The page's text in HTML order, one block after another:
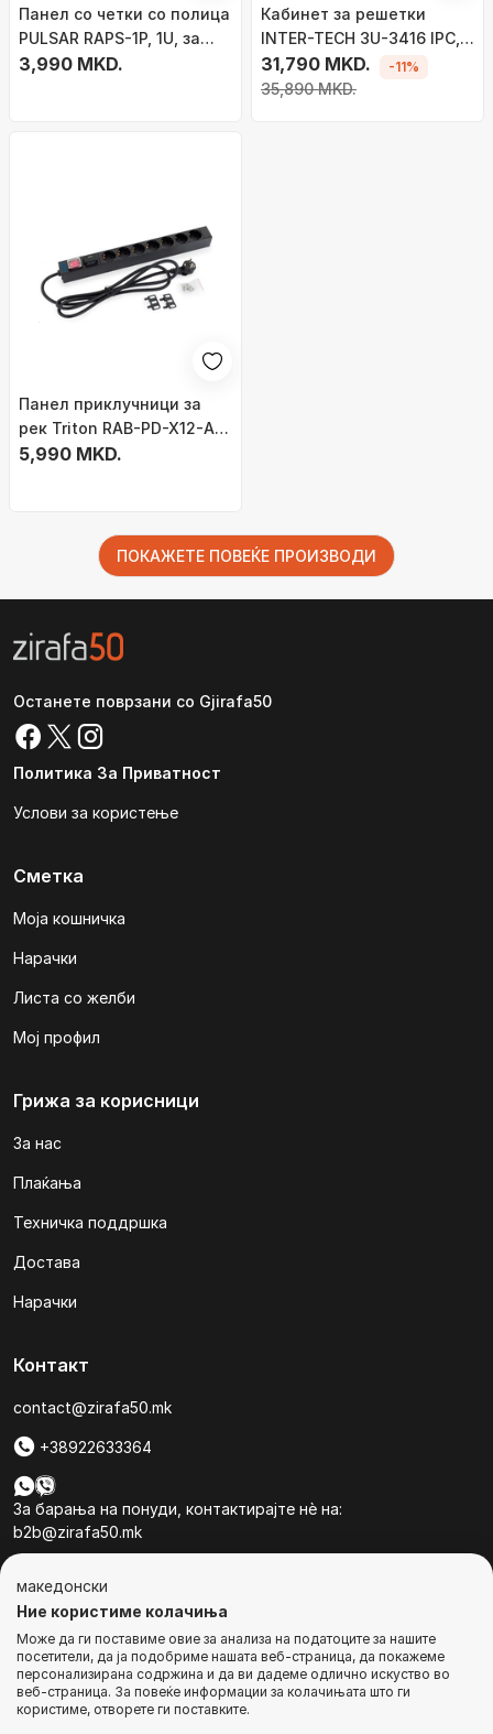
Панел со четки со полица
PULSAR RAPS-1P, 1U, за
RACK 19\" кабинет, црн
3,990 MKD.
Кабинет за решетки
INTER-TECH 3U-3416 IPC,
за rack, 3U
31,790 MKD.
35,890 MKD.
-11%
Панел приклучници за
рек Triton RAB-PD-X12-A1,
7 излези, 1U 19", црн
5,990 MKD.
ПОКАЖЕТЕ ПОВЕЌЕ ПРОИЗВОДИ
Останете поврзани со Gjirafa50
Политика За Приватност
Услови за користење
Сметка
Моја кошничка
Нарачки
Листа со желби
Мој профил
Грижа за корисници
За нас
Плаќања
Техничка поддршка
Достава
Нарачки
Контакт
contact@zirafa50.mk
+38922633364
За барања на понуди, контактирајте нѐ на:
b2b@zirafa50.mk
© Сите права се задржани
македонски
Ние користиме колачиња
Може да ги поставиме овие за анализа на податоците за нашите
посетители, да ја подобриме нашата веб-страница, да покажеме
персонализирана содржина и да ви дадеме одлично искуство во
веб-страница. За повеќе информации за колачињата што ги
користиме, отворете ги поставките.